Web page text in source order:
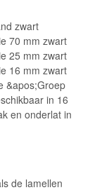
de lamellen